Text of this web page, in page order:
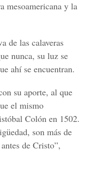
mesoamericana y la
de las calaveras
nunca, su luz se
ahí se encuentran.
su aporte, al que
el mismo
Colón en 1502.
son más de
de Cristo”,